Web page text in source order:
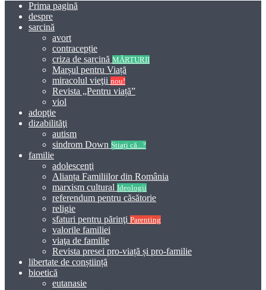
Prima pagină
despre
sarcină
avort
contracepție
criza de sarcină MĂRTURII
Marșul pentru Viață
miracolul vieţii nou!
Revista „Pentru viață”
viol
adopţie
dizabilităţi
autism
sindrom Down Știați că...?
familie
adolescenţi
Alianța Familiilor din România
marxism cultural Ideologii
referendum pentru căsătorie
religie
sfaturi pentru părinţi Parenting
valorile familiei
viaţa de familie
Revista presei pro-viață și pro-familie
libertate de conștiință
bioetică
eutanasie